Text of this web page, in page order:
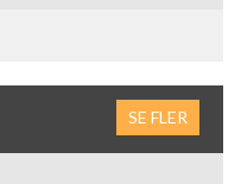
SE FLER